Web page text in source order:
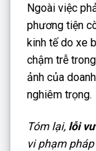
Ngoài việc
phương tiện
kinh tế do xe
chậm trễ
ảnh của
nghiêm trọng.
Tóm lại, lỗi
vi phạm